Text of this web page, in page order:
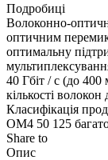
Подробиці
Волоконно-
оптичним
оптимальну
40 Гбіт / с (до 400
кількості
Класифікація
OM4 50 125
Share to
Опис